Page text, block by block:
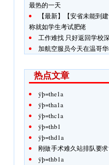
最热的一天
【最新】【安省未能到
称就如学生考试肥佬
工作难找 只好返回学校
加航空服员今天在温哥
热点文章
ÿþ=the1a
ÿþ=tha1a
ÿþ=thc1a
ÿþ=thb1
ÿþ=thd1a
刚做手术难久站排队要
ÿþ=thb1a